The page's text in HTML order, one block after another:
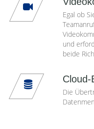
Egal ob
und
beide
Cloud-
Die